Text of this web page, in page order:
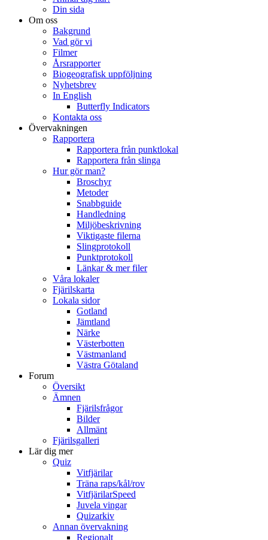
Din sida
Om oss
Bakgrund
Vad gör vi
Filmer
Årsrapporter
Biogeografisk uppföljning
Nyhetsbrev
In English
Butterfly Indicators
Kontakta oss
Övervakningen
Rapportera
Rapportera från punktlokal
Rapportera från slinga
Hur gör man?
Broschyr
Metoder
Snabbguide
Handledning
Miljöbeskrivning
Viktigaste filerna
Slingprotokoll
Punktprotokoll
Länkar & mer filer
Våra lokaler
Fjärilskarta
Lokala sidor
Gotland
Jämtland
Närke
Västerbotten
Västmanland
Västra Götaland
Forum
Översikt
Ämnen
Fjärilsfrågor
Bilder
Allmänt
Fjärilsgalleri
Lär dig mer
Quiz
Vitfjärilar
Träna raps/kål/rov
VitfjärilarSpeed
Juvela vingar
Quizarkiv
Annan övervakning
Regionalt